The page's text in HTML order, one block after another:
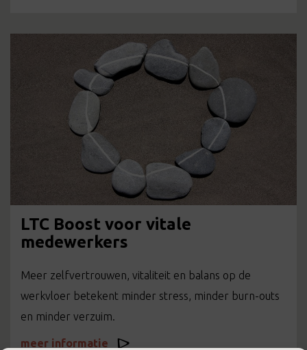
LTC Boost voor vitale
medewerkers
Meer zelfvertrouwen, vitaliteit en balans op de
werkvloer betekent minder stress, minder burn-outs
en minder verzuim.
meer informatie